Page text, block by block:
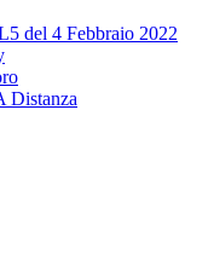
del 4 Febbraio 2022
Distanza